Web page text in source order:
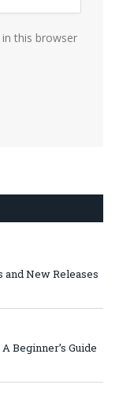
this browser
and New Releases
Beginner’s Guide